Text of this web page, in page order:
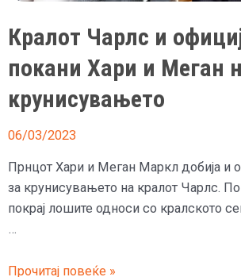
крунисување
Чарлс
Трети
Кралот Чарлс и
покани Хари и Меган
крунисувањето
06/03/2023
Прнцот Хари и Меган Маркл добија и
за крунисувањето на кралот Чарлс.
покрај лошите односи со кралското
…
Кралот
Прочитај повеќе »